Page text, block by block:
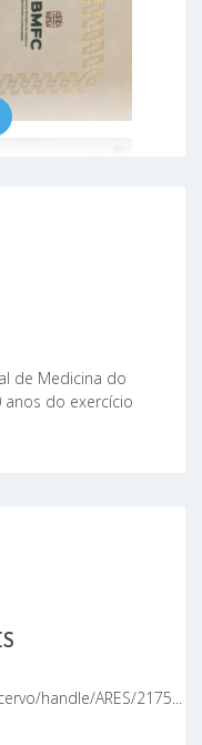
de Medicina do
do exercício
handle/ARES/2175...